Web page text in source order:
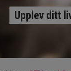
Upplev ditt